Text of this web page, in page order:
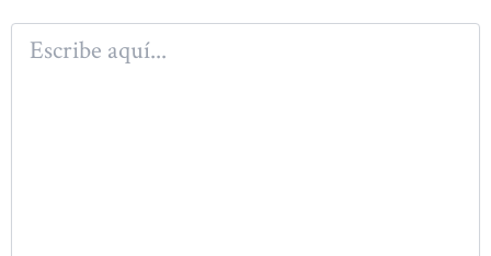
Escribe
aquí...